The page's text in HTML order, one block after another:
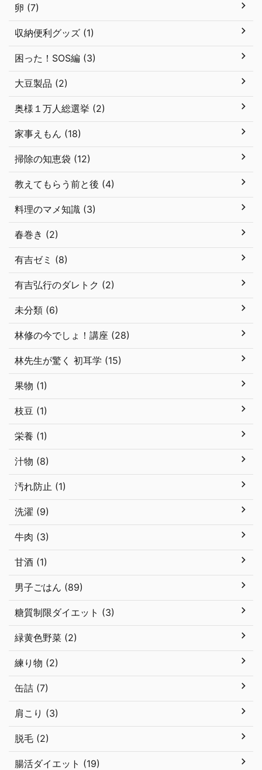
卵 (7)
収納便利グッズ (1)
困った！SOS編 (3)
大豆製品 (2)
奥様１万人総選挙 (2)
家事えもん (18)
掃除の知恵袋 (12)
教えてもらう前と後 (4)
料理のマメ知識 (3)
春巻き (2)
有吉ゼミ (8)
有吉弘行のダレトク (2)
未分類 (6)
林修の今でしょ！講座 (28)
林先生が驚く 初耳学 (15)
果物 (1)
枝豆 (1)
栄養 (1)
汁物 (8)
汚れ防止 (1)
洗濯 (9)
牛肉 (3)
甘酒 (1)
男子ごはん (89)
糖質制限ダイエット (3)
緑黄色野菜 (2)
練り物 (2)
缶詰 (7)
肩こり (3)
脱毛 (2)
腸活ダイエット (19)